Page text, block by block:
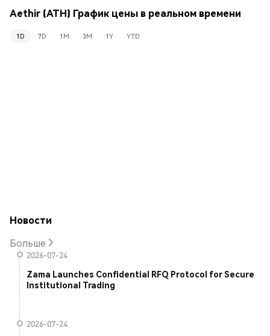
Aethir (ATH) График цены в реальном времени
1D 7D 1M 3M 1Y YTD
Новости
Больше
2026-07-24
Zama Launches Confidential RFQ Protocol for Secure
Institutional Trading
2026-07-24